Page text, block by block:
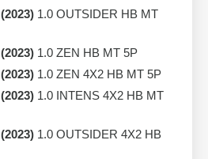
(2023) 1.0 OUTSIDER HB MT
(2023) 1.0 ZEN HB MT 5P
(2023) 1.0 ZEN 4X2 HB MT 5P
(2023) 1.0 INTENS 4X2 HB MT
(2023) 1.0 OUTSIDER 4X2 HB